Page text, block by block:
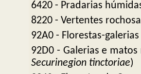
6420 - Pradarias
8220 - Vertentes
92A0 - Florestas-
92D0 - Galerias e
Securinegion tinctoriae)